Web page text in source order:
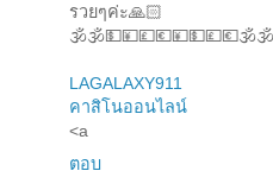
รวยๆค่ะ🙏🏻
🕉️🕉️💵💴💷💶💴💵💷💶🕉️🕉️
LAGALAXY911
คาสิโนออนไลน์
<a
ตอบ